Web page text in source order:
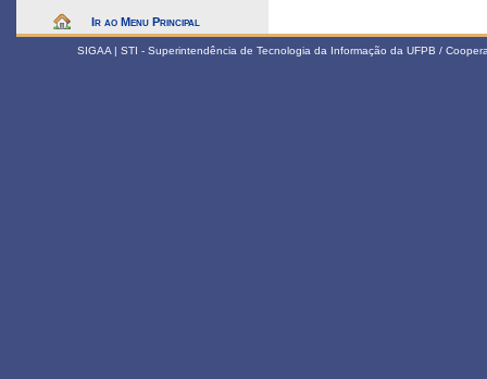
Ir ao Menu Principal
SIGAA | STI - Superintendência de Tecnologia da Informação da UFPB /